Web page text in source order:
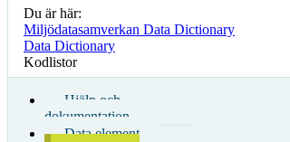
Du är här:
Miljödatasamverkan Data Dictionary
Data Dictionary
Kodlistor
Hjälp och
dokumentation
Data element